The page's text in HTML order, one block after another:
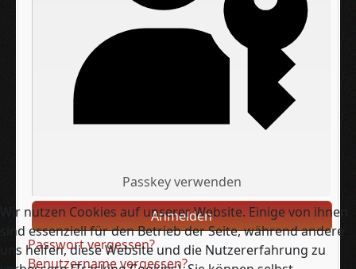
Passkey verwenden
Anmelden
Passwort vergessen?
Benutzername vergessen?
Wir nutzen Cookies auf unserer Website. Einige von ihnen
sind essenziell für den Betrieb der Seite, während andere
uns helfen, diese Website und die Nutzererfahrung zu